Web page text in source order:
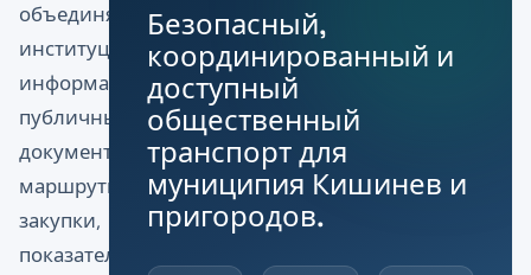
объединяет
институциональную
информацию,
публичные
документы,
маршруты,
закупки,
показатели,
Безопасный,
координированный и
доступный
общественный
транспорт для
муниципия Кишинев и
пригородов.